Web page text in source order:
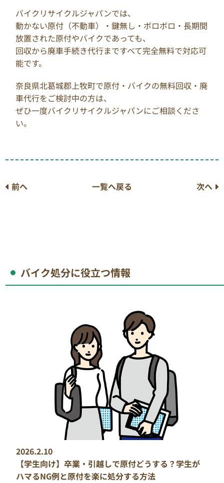
バイクリサイクルジャパンでは、
動かない原付（不動車）・鍵無し・ボロボロ・長期間
放置された原付やバイクであっても、
回収から廃車手続き代行まですべて完全無料で対応可
能です。
奈良県北葛城郡上牧町で原付・バイクの無料回収・廃
車代行をご検討中の方は、
ぜひ一度バイクリサイクルジャパンにご相談くださ
い。
前へ 一覧へ戻る 次へ
バイク処分に役立つ情報
2026.2.10
【学生向け】卒業・引越しで原付どうする？学生が
ハマるNG例と原付を楽に処分する方法